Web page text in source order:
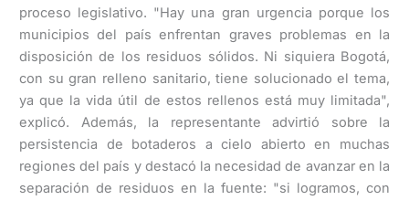
proceso legislativo. "Hay una gran urgencia porque los
municipios del país enfrentan graves problemas en la
disposición de los residuos sólidos. Ni siquiera Bogotá,
con su gran relleno sanitario, tiene solucionado el tema,
ya que la vida útil de estos rellenos está muy limitada",
explicó. Además, la representante advirtió sobre la
persistencia de botaderos a cielo abierto en muchas
regiones del país y destacó la necesidad de avanzar en la
separación de residuos en la fuente: "si logramos, con